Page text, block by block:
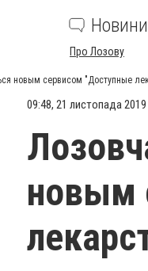
Новини
Про Лозову
новым сервисом "Доступные
09:48, 21 листопада 2019
новым